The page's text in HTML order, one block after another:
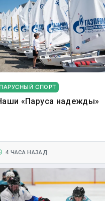
ПАРУСНЫЙ СПОРТ
«Паруса надежды»
4 ЧАСА НАЗАД